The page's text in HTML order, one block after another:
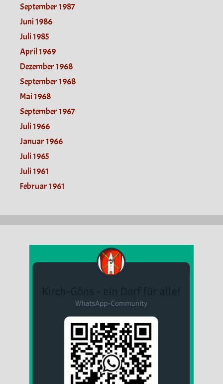
September 1987
Juni 1986
Juli 1985
April 1969
Dezember 1968
September 1968
Mai 1968
September 1967
Juli 1966
Januar 1966
Juli 1965
Juli 1961
Februar 1961